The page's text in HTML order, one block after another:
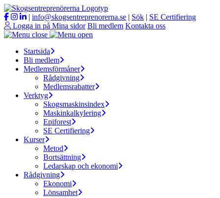
| info@skogsentreprenorerna.se | Sök | SE Certifiering
Logga in på Mina sidor Bli medlem Kontakta oss
Startsida
Bli medlem
Medlemsförmåner
Rådgivning
Medlemsrabatter
Verktyg
Skogsmaskinsindex
Maskinkalkylering
Epiforest
SE Certifiering
Kurser
Metod
Bortsättning
Ledarskap och ekonomi
Rådgivning
Ekonomi
Lönsamhet